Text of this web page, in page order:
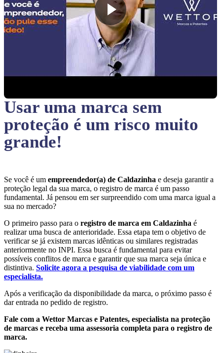
Usar uma marca sem
proteção é um risco muito
grande!
Se você é um empreendedor(a) de Caldazinha e deseja garantir a
proteção legal da sua marca, o registro de marca é um passo
fundamental. Já pensou em ser surpreendido com uma marca igual a
sua no mercado?
O primeiro passo para o registro de marca em Caldazinha é
realizar uma busca de anterioridade. Essa etapa tem o objetivo de
verificar se já existem marcas idênticas ou similares registradas
anteriormente no INPI. Essa busca é fundamental para evitar
possíveis conflitos de marca e garantir que sua marca seja única e
distintiva. Solicite agora a pesquisa de viabilidade com um
especialista.
Após a verificação da disponibilidade da marca, o próximo passo é
dar entrada no pedido de registro.
Fale com a Wettor Marcas e Patentes, especialista na proteção
de marcas e receba uma assessoria completa para o registro de
marca.